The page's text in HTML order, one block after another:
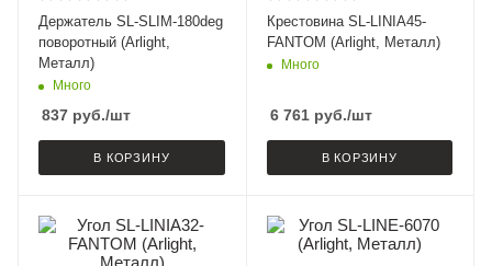
Держатель SL-SLIM-180deg
поворотный (Arlight,
Металл)
Много
837 руб./шт
В КОРЗИНУ
Крестовина SL-LINIA45-
FANTOM (Arlight, Металл)
Много
6 761руб./шт
В КОРЗИНУ